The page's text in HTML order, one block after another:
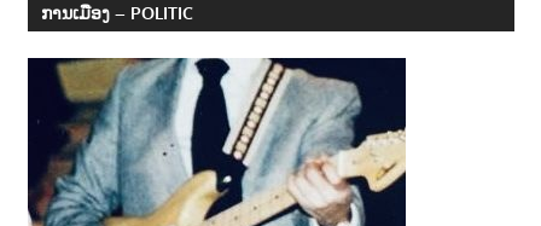
ການເມືອງ – POLITIC